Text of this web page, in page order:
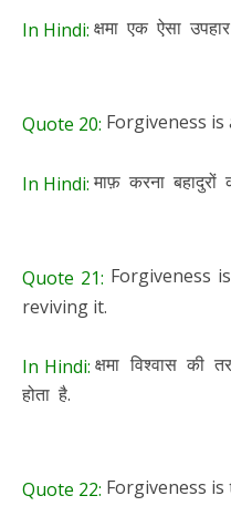
In Hindi: क्षमा एक ऐसा
Quote 20: Forgiveness
In Hindi:माफ़ करना बहादुरों
Quote 21: Forgiveness
reviving it.
In Hindi: क्षमा विश्वास की
होता है.
Quote 22: Forgiveness